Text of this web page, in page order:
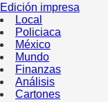
Edición impresa
Local
Policiaca
México
Mundo
Finanzas
Análisis
Cartones